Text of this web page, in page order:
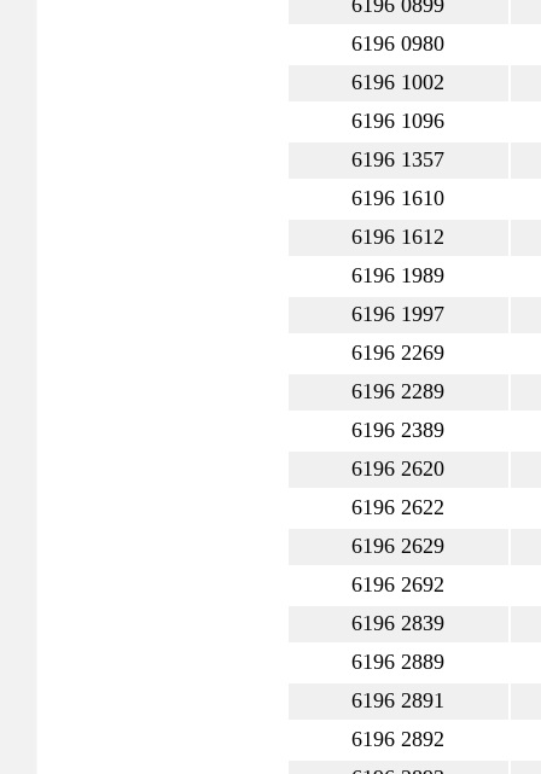
6196 0899
6196 0980
6196 1002
6196 1096
6196 1357
6196 1610
6196 1612
6196 1989
6196 1997
6196 2269
6196 2289
6196 2389
6196 2620
6196 2622
6196 2629
6196 2692
6196 2839
6196 2889
6196 2891
6196 2892